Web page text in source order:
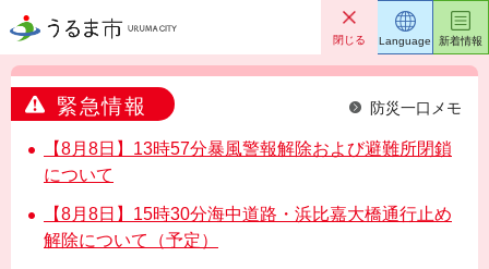
うるま市 閉じる
緊急情報 防災一口メモ
【8月8日】13時57分暴風警報解除および避難所閉鎖
について
【8月8日】15時30分海中道路・浜比嘉大橋通行止め
解除について（予定）
Language 新着情報